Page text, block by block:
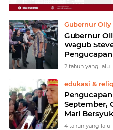
Gubernur Olly
Gubernur
Wagub
Minahasa
2 tahun yang lalu
edukasi &
September,
Mari
masing
4 tahun yang lalu